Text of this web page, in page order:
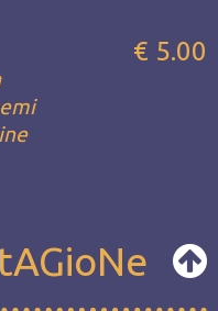
€ 5.00